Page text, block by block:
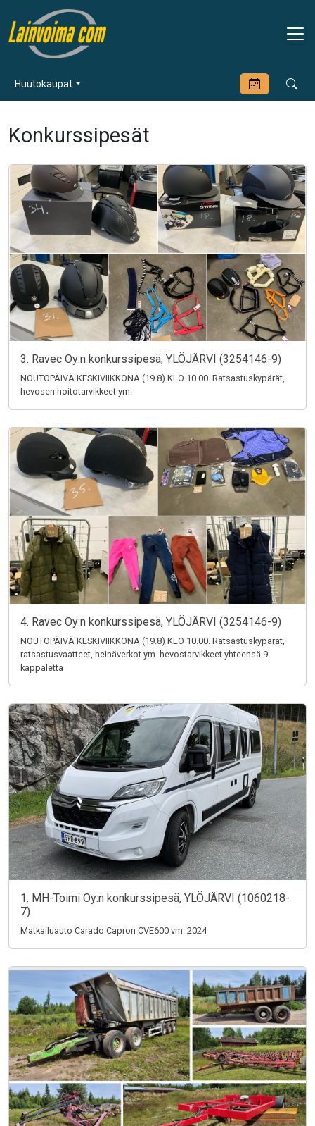
Huutokaupat
Konkurssipesät
3. Ravec Oy:n konkurssipesä, YLÖJÄRVI (3254146-9)
NOUTOPÄIVÄ KESKIVIIKKONA (19.8) KLO 10.00. Ratsastuskypärät,
hevosen hoitotarvikkeet ym.
4. Ravec Oy:n konkurssipesä, YLÖJÄRVI (3254146-9)
NOUTOPÄIVÄ KESKIVIIKKONA (19.8) KLO 10.00. Ratsastuskypärät,
ratsastusvaatteet, heinäverkot ym. hevostarvikkeet yhteensä 9
kappaletta
1. MH-Toimi Oy:n konkurssipesä, YLÖJÄRVI (1060218-
7)
Matkailuauto Carado Capron CVE600 vm. 2024